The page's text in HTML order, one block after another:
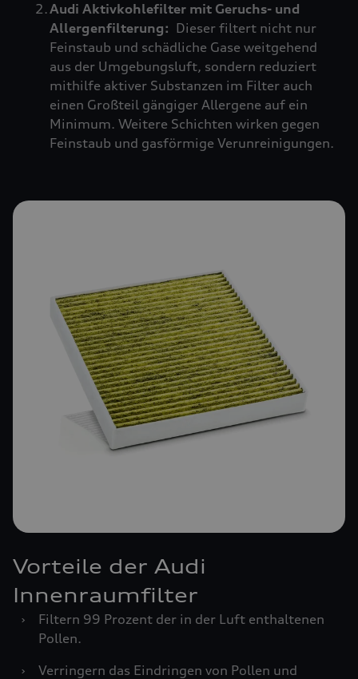
Audi Aktivkohlefilter mit Geruchs- und
Allergenfilterung: Dieser filtert nicht nur
Feinstaub und schädliche Gase weitgehend
aus der Umgebungsluft, sondern reduziert
mithilfe aktiver Substanzen im Filter auch
einen Großteil gängiger Allergene auf ein
Minimum. Weitere Schichten wirken gegen
Feinstaub und gasförmige Verunreinigungen.
Vorteile der Audi
Innenraumfilter
›
Filtern 99 Prozent der in der Luft enthaltenen
Pollen.
›
Verringern das Eindringen von Pollen und